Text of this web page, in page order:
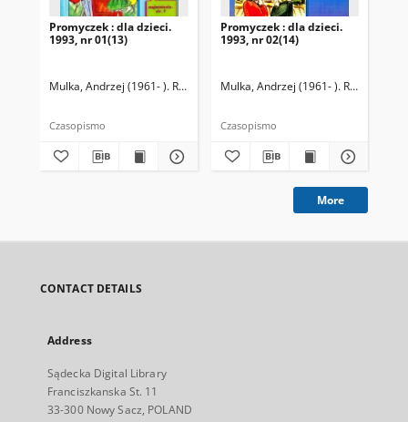
Promyczek : dla dzieci.
1993, nr 01(13)
Mulka, Andrzej (1961- ). Redaktor naczelny
Czasopismo
Promyczek : dla dzieci.
1993, nr 02(14)
Mulka, Andrzej (1961- ). Redaktor
Czasopismo
More
CONTACT DETAILS
Address
Sądecka Digital Library
Franciszkanska St. 11
33-300 Nowy Sacz, POLAND